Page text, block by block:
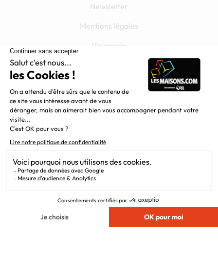
Newsletter
Mentions légales
Vie privée
Filiales
Chargement...
Nous suivre